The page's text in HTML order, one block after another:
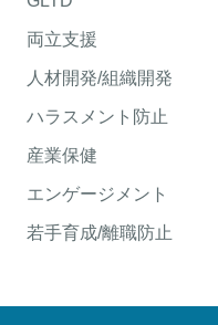
両立支援
人材開発/組織開発
ハラスメント防止
産業保健
エンゲージメント
若手育成/離職防止